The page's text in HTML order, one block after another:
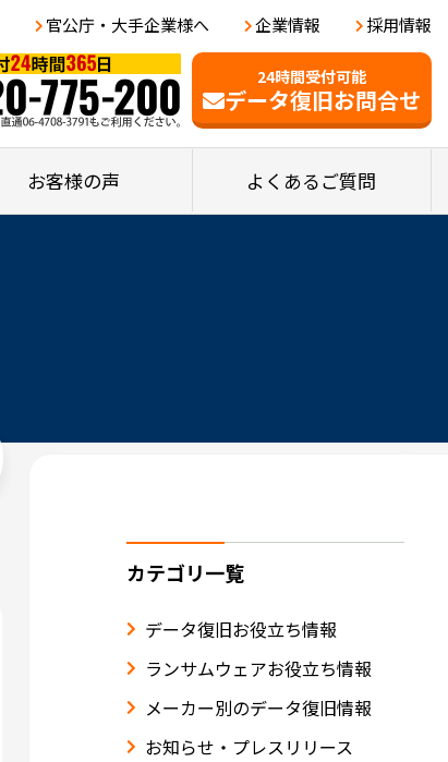
官公庁・大手企業様へ 企業情報 採用情報
24時間受付可能
データ復旧お問合せ
お客様の声 よくあるご質問
カテゴリ一覧
データ復旧お役立ち情報
ランサムウェアお役立ち情報
メーカー別のデータ復旧情報
お知らせ・プレスリリース